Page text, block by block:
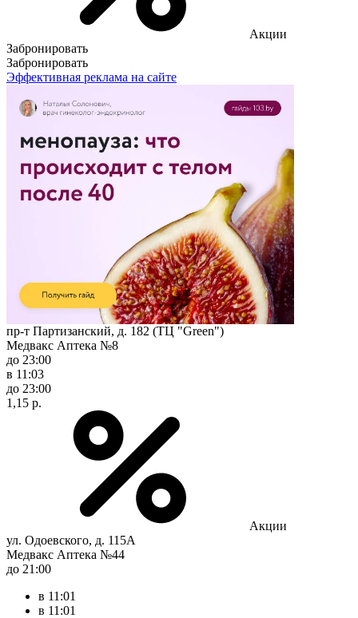
Акции
Забронировать
Забронировать
Эффективная реклама на сайте
пр-т Партизанский, д. 182 (ТЦ "Green")
Медвакс Аптека №8
до 23:00
в 11:03
до 23:00
1,15 р.
Акции
ул. Одоевского, д. 115А
Медвакс Аптека №44
до 21:00
в 11:01
в 11:01